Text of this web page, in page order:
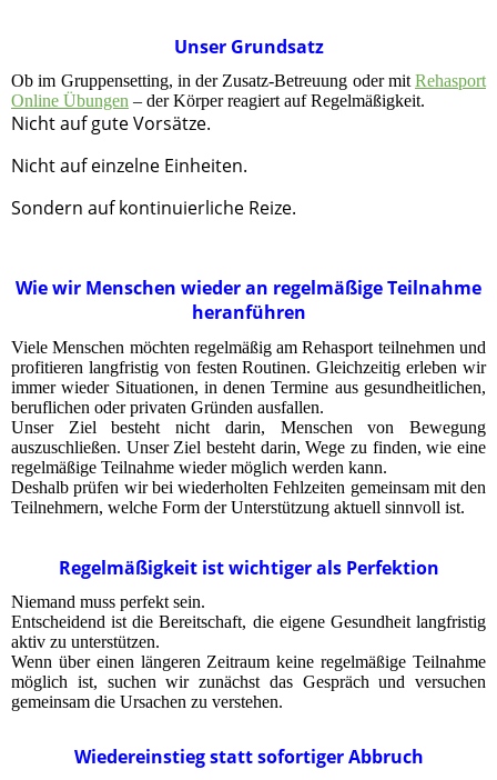
Unser Grundsatz
Ob im Gruppensetting, in der Zusatz-Betreuung oder mit Rehasport
Online Übungen – der Körper reagiert auf Regelmäßigkeit.
Nicht auf gute Vorsätze.
Nicht auf einzelne Einheiten.
Sondern auf kontinuierliche Reize.
Wie wir Menschen wieder an regelmäßige Teilnahme
heranführen
Viele Menschen möchten regelmäßig am Rehasport teilnehmen und
profitieren langfristig von festen Routinen. Gleichzeitig erleben wir
immer wieder Situationen, in denen Termine aus gesundheitlichen,
beruflichen oder privaten Gründen ausfallen.
Unser Ziel besteht nicht darin, Menschen von Bewegung
auszuschließen. Unser Ziel besteht darin, Wege zu finden, wie eine
regelmäßige Teilnahme wieder möglich werden kann.
Deshalb prüfen wir bei wiederholten Fehlzeiten gemeinsam mit den
Teilnehmern, welche Form der Unterstützung aktuell sinnvoll ist.
Regelmäßigkeit ist wichtiger als Perfektion
Niemand muss perfekt sein.
Entscheidend ist die Bereitschaft, die eigene Gesundheit langfristig
aktiv zu unterstützen.
Wenn über einen längeren Zeitraum keine regelmäßige Teilnahme
möglich ist, suchen wir zunächst das Gespräch und versuchen
gemeinsam die Ursachen zu verstehen.
Wiedereinstieg statt sofortiger Abbruch